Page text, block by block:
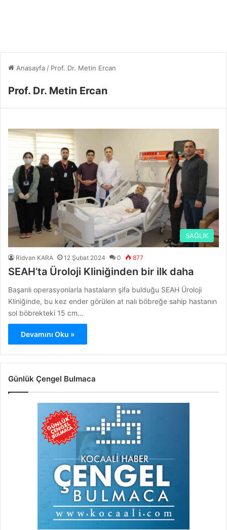
Anasayfa / Prof. Dr. Metin Ercan
Prof. Dr. Metin Ercan
SAĞLIK
Ridvan KARA 12 Şubat 2024 0 877
SEAH’ta Üroloji Kliniğinden bir ilk daha
Başarılı operasyonlarla hastaların şifa bulduğu SEAH Üroloji
Kliniğinde, bu kez ender görülen at nalı böbreğe sahip hastanın
sol böbrekteki 15 cm…
Devamını Oku »
Günlük Çengel Bulmaca